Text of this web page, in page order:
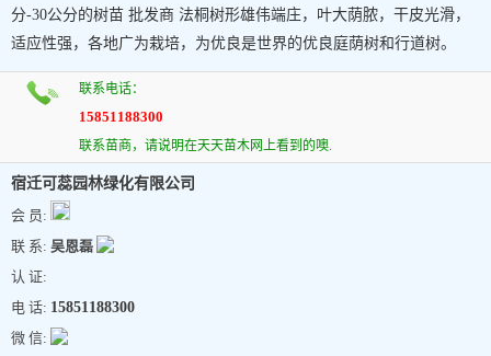
分-30公分的树苗 批发商 法桐树形雄伟端庄，叶大荫脓，干皮光滑，
适应性强，各地广为栽培，为优良是世界的优良庭荫树和行道树。
联系电话：
15851188300
联系苗商，请说明在天天苗木网上看到的噢.
宿迁可蕊园林绿化有限公司
会 员:
联 系: 吴恩磊
认 证:
电 话: 15851188300
微 信: